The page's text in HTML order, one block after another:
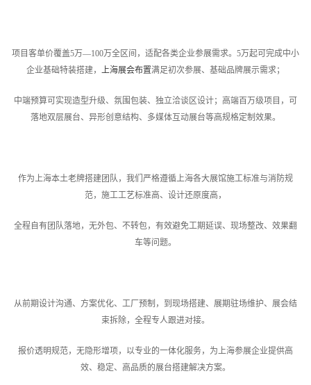
项目客单价覆盖5万—100万全区间，适配各类企业参展需求。5万起可完成中小
企业基础特装搭建， 上海展会布置满足初次参展、基础品牌展示需求；
中端预算可实现造型升级、氛围包装、独立洽谈区设计；高端百万级项目，可
落地双层展台、异形创意结构、多媒体互动展台等高规格定制效果。
作为上海本土老牌搭建团队，我们严格遵循上海各大展馆施工标准与消防规
范，施工工艺标准高、设计还原度高，
全程自有团队落地，无外包、不转包，有效避免工期延误、现场整改、效果翻
车等问题。
从前期设计沟通、方案优化、工厂预制，到现场搭建、展期驻场维护、展会结
束拆除，全程专人跟进对接。
报价透明规范，无隐形增项，以专业的一体化服务，为上海参展企业提供高
效、稳定、高品质的展台搭建解决方案。